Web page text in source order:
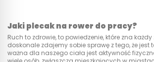
Jaki plecak na rower do pracy?
Ruch to zdrowie, to powiedzenie, które zna każdy
doskonale zdajemy sobie sprawę z tego, że jest
ważna dla naszego ciała jest aktywność